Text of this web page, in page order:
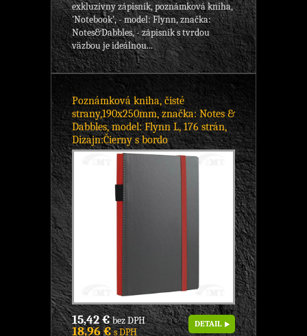
exkluzívny zápisník, poznámková kniha,
'Notebook', - model: Flynn, značka:
Notes&Dabbles, - zápisník s tvrdou
väzbou je ideálnou...
Poznámková kniha, čisté
strany,190x250mm, značka: Notes &
Dabbles, model: Flynn L, 176 strán,
Dizajn:Čierny s bordo
15,42 €bez DPH
18,96 €s DPH
DETAIL